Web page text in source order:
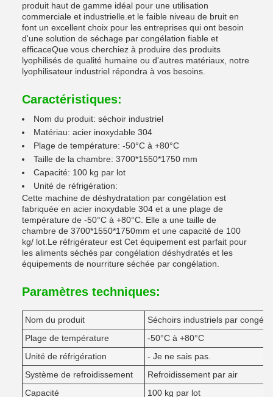
produit haut de gamme idéal pour une utilisation
commerciale et industrielle.et le faible niveau de bruit en
font un excellent choix pour les entreprises qui ont besoin
d'une solution de séchage par congélation fiable et
efficaceQue vous cherchiez à produire des produits
lyophilisés de qualité humaine ou d'autres matériaux, notre
lyophilisateur industriel répondra à vos besoins.
Caractéristiques:
Nom du produit: séchoir industriel
Matériau: acier inoxydable 304
Plage de température: -50°C à +80°C
Taille de la chambre: 3700*1550*1750 mm
Capacité: 100 kg par lot
Unité de réfrigération:
Cette machine de déshydratation par congélation est
fabriquée en acier inoxydable 304 et a une plage de
température de -50°C à +80°C. Elle a une taille de
chambre de 3700*1550*1750mm et une capacité de 100
kg/ lot.Le réfrigérateur est Cet équipement est parfait pour
les aliments séchés par congélation déshydratés et les
équipements de nourriture séchée par congélation.
Paramètres techniques:
Nom du produit
Séchoirs industriels par
Plage de température
-50°C à +80°C
Unité de réfrigération
- Je ne sais pas.
Système de refroidissement
Refroidissement par air
Capacité
100 kg par lot